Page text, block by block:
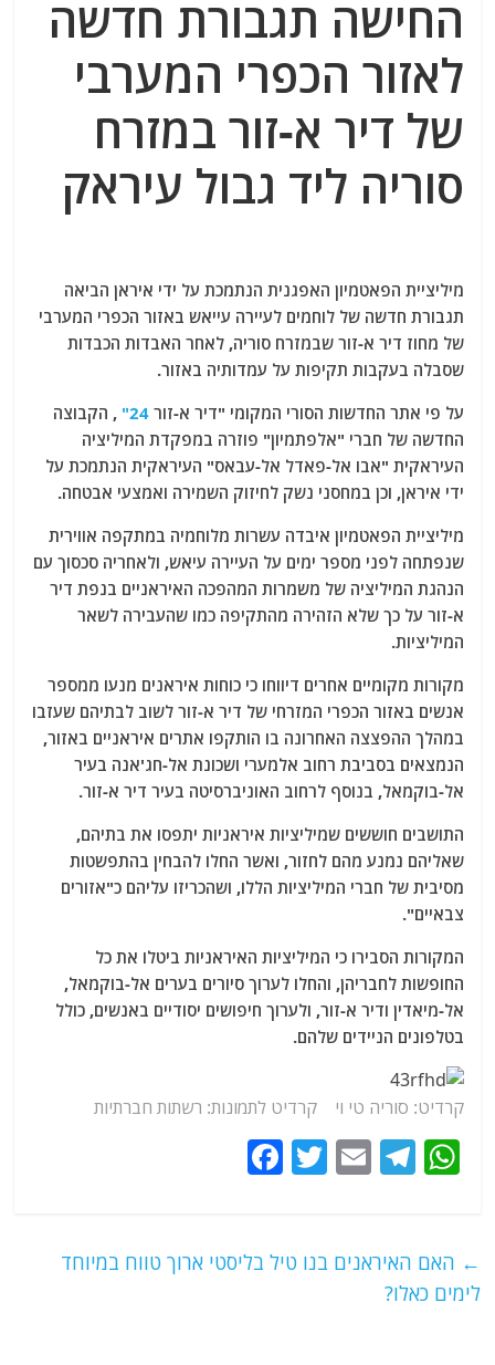
A
p
p
ra
m
b
o
o
k
החישה תגבורת חדשה
לאזור הכפרי המערבי
של דיר א-זור במזרח
סוריה ליד גבול עיראק
מיליציית הפאטמיון האפגנית הנתמכת על ידי איראן הביאה
תגבורת חדשה של לוחמים לעיירה עייאש באזור הכפרי המערבי
של מחוז דיר א-זור שבמזרח סוריה, לאחר האבדות הכבדות
שסבלה בעקבות תקיפות על עמדותיה באזור.
על פי אתר החדשות הסורי המקומי "דיר א-זור24" , הקבוצה
החדשה של חברי "אלפתמיון" פוזרה במפקדת המיליציה
העיראקית "אבו אל-פאדל אל-עבאס" העיראקית הנתמכת על
ידי איראן, וכן במחסני נשק לחיזוק השמירה ואמצעי אבטחה.
מיליציית הפאטמיון איבדה עשרות מלוחמיה במתקפה אווירית
שנפתחה לפני מספר ימים על העיירה עיאש, ולאחריה סכסוך עם
הנהגת המיליציה של משמרות המהפכה האיראניים בנפת דיר
א-זור על כך שלא הזהירה מהתקיפה כמו שהעבירה לשאר
המיליציות.
מקורות מקומיים אחרים דיווחו כי כוחות איראנים מנעו ממספר
אנשים באזור הכפרי המזרחי של דיר א-זור לשוב לבתיהם שעזבו
במהלך ההפצצה האחרונה בו הותקפו אתרים איראניים באזור,
הנמצאים בסביבת רחוב אלמערי ושכונת אל-חג'אנה בעיר
אל-בוקמאל, בנוסף לרחוב האוניברסיטה בעיר דיר א-זור.
התושבים חוששים שמיליציות איראניות יתפסו את בתיהם,
שאליהם נמנע מהם לחזור, ואשר החלו להבחין בהתפשטות
מסיבית של חברי המיליציות הללו, ושהכריזו עליהם כ"אזורים
צבאיים".
המקורות הסבירו כי המיליציות האיראניות ביטלו את כל
החופשות לחבריהן, והחלו לערוך סיורים בערים אל-בוקמאל,
אל-מיאדין ודיר א-זור, ולערוך חיפושים יסודיים באנשים, כולל
בטלפונים הניידים שלהם.
קרדיט: סוריה טי וי קרדיט לתמונות: רשתות חברתיות
W
s
A
T
g
E
l
T
er
e ← האם האיראנים בנו טיל בליסטי ארוך טווח במיוחד
לימים כאלו?